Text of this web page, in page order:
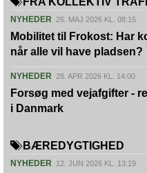
NYHEDER 26. MAJ 2026 KL. 08:15
Mobilitet til Frokost: Har
når alle vil have pladsen?
NYHEDER 28. APR 2026 KL. 14:00
Forsøg med vejafgifter -
i Danmark
BÆREDYGTIGHED
NYHEDER 12. JUN 2026 KL. 13:19